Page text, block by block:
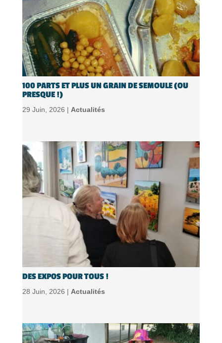
100 PARTS ET PLUS UN GRAIN DE SEMOULE (OU
PRESQUE !)
29 Juin, 2026 | Actualités
DES EXPOS POUR TOUS !
28 Juin, 2026 | Actualités